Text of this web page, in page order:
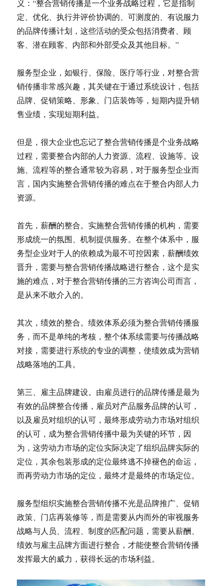
义：“整合营销传播是一个业务战略过程，它是指制
定、优化、执行并评价协调的、可测度的、有说服力
的品牌传播计划，这些活动的受众包括消费者、顾
客、潜在顾客、内部和外部受众及其他目标。”
服务型企业，如银行、保险、医疗等行业，对整合营
销传播非常感兴趣，其关键在于通过系统设计，包括
品牌、促销策略、形象、门店装饰等，短期内提升销
售业绩，实现短期利益。
但是，很大企业也忘记了整合营销传播是个业务战略
过程，需要整合内部的人力资源、流程、设施等。设
施、流程等的整合通常较为容易，对于服务型企业而
言，国内实施整合营销传播的难点在于整合内部人力
资源。
首先，薪酬的整合。实施整合营销传播的机构，需要
形成统一的氛围、机制提供服务。在整个体系中，服
务型企业对于人的依赖成为最不可控因素，薪酬绩效
晋升，需要与整合营销传播战略进行整合，这个是实
施的难点，对于整合营销传播的三方咨询公司而言，
是从来不敢介入的。
其次，绩效的整合。绩效体系必须为整合营销传播服
务，而不是单纯的考核，整个体系续需要与传播战略
对接，需要进行系统的专业的调整，使绩效成为营销
战略落地的工具。
第三、雇主品牌建设。由雇员进行的品牌传播是最为
有效的品牌整合传播，雇员对产品服务品牌的认可，
以及雇员对组织的认可，最终形成劳动力市场对组织
的认可，成为整合营销传播中最为关键的环节，因
为，这劳动力市场的定位实际决定了组织品牌实际的
定位，其余包装形成的定位最终逃不掉褪色的命运，
而再劳动力市场的定位，最终才是最终的市场定位。
服务型组织实施整合营销传播不光是品牌推广、促销
政策、门店再装修等，而是需要从内而外的审视服务
战略与人员、流程、制度的匹配问题，需要从薪酬、
绩效与雇主品牌方面进行整合，才能使整合营销传播
发挥最大的威力，获得长远的市场利益。